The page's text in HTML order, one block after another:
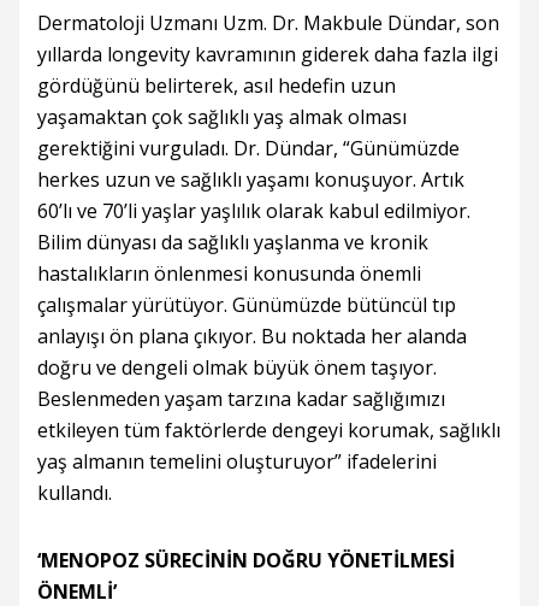
Dermatoloji Uzmanı Uzm. Dr. Makbule Dündar, son
yıllarda longevity kavramının giderek daha fazla ilgi
gördüğünü belirterek, asıl hedefin uzun
yaşamaktan çok sağlıklı yaş almak olması
gerektiğini vurguladı. Dr. Dündar, “Günümüzde
herkes uzun ve sağlıklı yaşamı konuşuyor. Artık
60’lı ve 70’li yaşlar yaşlılık olarak kabul edilmiyor.
Bilim dünyası da sağlıklı yaşlanma ve kronik
hastalıkların önlenmesi konusunda önemli
çalışmalar yürütüyor. Günümüzde bütüncül tıp
anlayışı ön plana çıkıyor. Bu noktada her alanda
doğru ve dengeli olmak büyük önem taşıyor.
Beslenmeden yaşam tarzına kadar sağlığımızı
etkileyen tüm faktörlerde dengeyi korumak, sağlıklı
yaş almanın temelini oluşturuyor” ifadelerini
kullandı.
‘MENOPOZ SÜRECİNİN DOĞRU YÖNETİLMESİ
ÖNEMLİ’